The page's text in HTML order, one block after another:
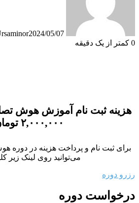
2024/05/07
0 کمتر از یک دقیقه
هزینه ثبت نام آموزش هوش
۲,۰۰۰,۰۰۰
برای ثبت نام و پرداخت هزینه در دوره
می‌توانید روی لینک زیر
رزرو دوره
درخواست دوره